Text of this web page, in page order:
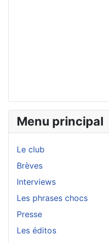
Menu principal
Le club
Brèves
Interviews
Les phrases chocs
Presse
Les éditos